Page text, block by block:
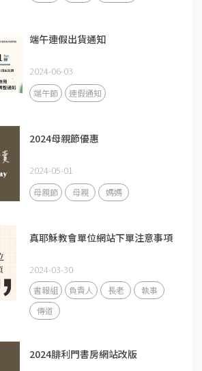
端午連假出貨通知
2024-06-03
端午節 連假通知
2024母親節優惠
2024-05-01
母親節 母親 媽媽
真耶穌教會單位網站下單注意事項
2024-03-30
書報組 負責人 長老
執事
傳道
2024腓利門書房網站改版